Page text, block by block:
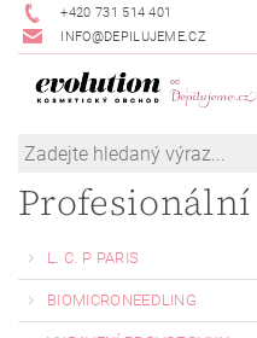
+420 731 514 401
INFO@DEPILUJEME.CZ
L. C. P PARIS
BIOMICRONEEDLING